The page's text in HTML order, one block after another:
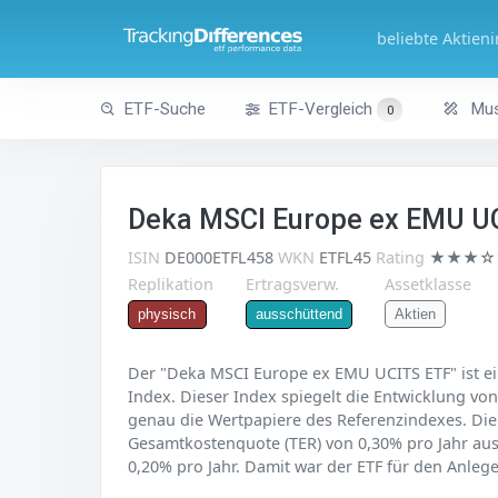
beliebte
ETF-Suche ETF-Vergleich 0
Deka MSCI Europe ex EMU
ISIN DE000ETFL458 WKN ETFL45 Rating
Replikation
physisch
Ertragsverw.
ausschüttend
Assetklasse
Aktien
Der "Deka MSCI Europe ex EMU UCITS ETF"
Index. Dieser Index spiegelt die Entwicklung
genau die Wertpapiere des Referenzindexes.
Gesamtkostenquote (TER) von 0,30% pro Jahr
0,20% pro Jahr. Damit war der ETF für den